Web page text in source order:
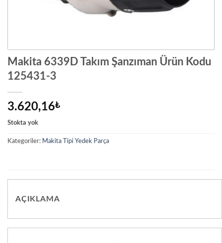
Makita 6339D Takım Şanzıman Ürün Kodu
125431-3
3.620,16₺
Stokta yok
Kategoriler: Makita Tipi Yedek Parça
AÇIKLAMA